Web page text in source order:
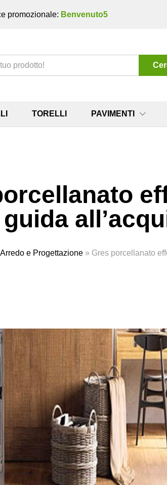
promozionale: Benvenuto5
TORELLI PAVIMENTI
guida
Arredo e Progettazione » Gres porcellanato